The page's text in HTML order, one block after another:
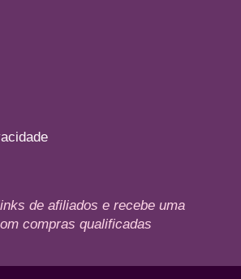
de afiliados e recebe uma
compras qualificadas